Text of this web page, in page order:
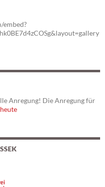
embed?
Anregung! Die Anregung für